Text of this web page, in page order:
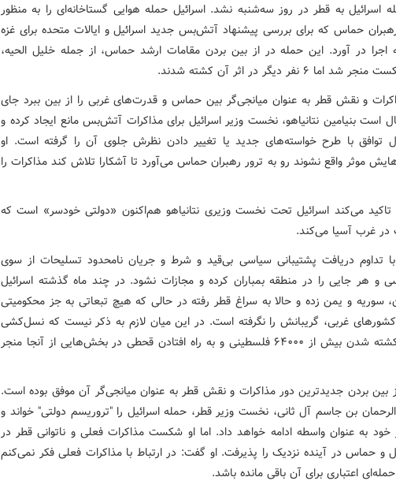
اسرائیل به قطر در روز سه‌شنبه نشد. اسرائیل حمله هوایی گستاخانه‌ای را به منظور
حماس که برای بررسی پیشنهاد آتش‌بس جدید اسرائیل و ایالات متحده برای غزه
اجرا در آورد. این حمله در از بین بردن مقامات ارشد حماس، از جمله خلیل الحیه،
دیگر در اثر آن کشته شدند.
و نقش قطر به عنوان میانجی‌گر بین حماس و قدرت‌های غربی را از بین ببرد جای
ندارد. نزدیک به ۲ سال است بنیامین نتانیاهو، نخست وزیر اسرائیل برای مذاکرات آتش‌بس مانع ایجاد کرده و
توافق با طرح خواسته‌های جدید یا تغییر دادن نظرش جلوی آن را گرفته است. او
موثر واقع نشوند رو به ترور رهبران حماس می‌آورد تا آشکارا تلاش کند مذاکرات را
تاکید می‌کند اسرائیل تحت نخست وزیری نتانیاهو هم‌اکنون «دولتی خودسر» است که
در غرب آسیا می‌کند.
با تداوم دریافت پشتیبانی سیاسی بی‌قید و شرط و جریان نامحدود تسلیحات از سوی
و هر جایی را در منطقه بمباران کرده و مجازات نشود. در چند ماه گذشته اسرائیل
سوریه و یمن زده و حالا به سراغ قطر رفته در حالی که هیچ تبعاتی به جز محکومیتی
غربی، گریبانش را نگرفته است. در این میان لازم به ذکر نیست که نسل‌کشی
اسرائیل در غزه تا کنون به کشته شدن بیش از ۶۴۰۰۰ فلسطینی و به راه افتادن قحطی در بخش‌هایی از آنجا منجر
بین بردن جدیدترین دور مذاکرات و نقش قطر به عنوان میانجی‌گر آن موفق بوده است.
بن جاسم آل ثانی، نخست وزیر قطر، حمله اسرائیل را "تروریسم دولتی" خواند و
به عنوان واسطه ادامه خواهد داد. اما او شکست مذاکرات فعلی و ناتوانی قطر در
و حماس در آینده نزدیک را پذیرفت. او گفت: در ارتباط با مذاکرات فعلی فکر نمی‌کنم
اعتباری برای آن باقی مانده باشد.